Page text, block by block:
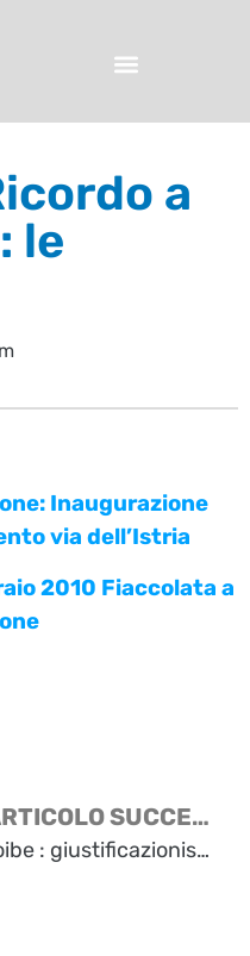
a
le
Inaugurazione
via dell’Istria
2010 Fiaccolata a
ARTICOLO SUCCESSIVO
foibe : giustificazionismo e negazionismo illegali.